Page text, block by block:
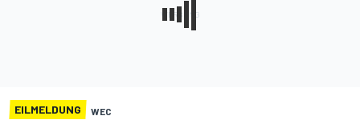
EILMELDUNG WEC